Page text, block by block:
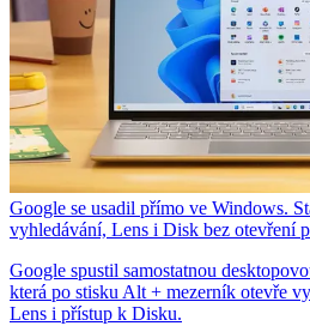
Google se usadil přímo ve Windows.
vyhledávání, Lens i Disk bez otevření
Google spustil samostatnou
která po stisku Alt + mezerník otevře
Lens i přístup k Disku.